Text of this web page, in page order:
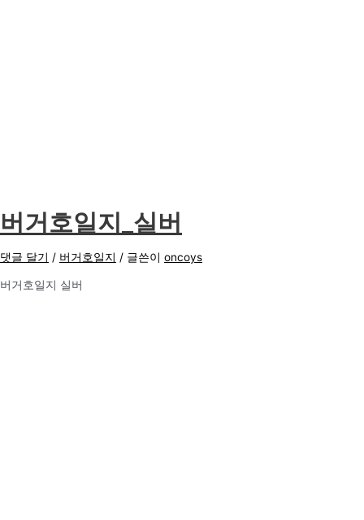
버거호일지_실버
댓글 달기 / 버거호일지 / 글쓴이 oncoys
버거호일지 실버